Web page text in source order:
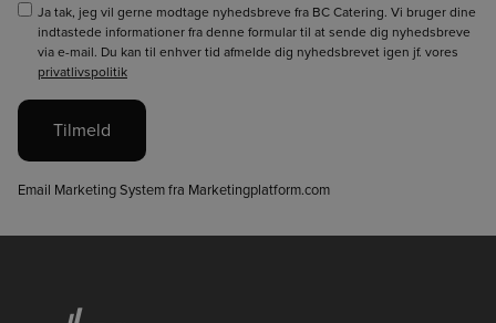
Ja tak, jeg vil gerne modtage nyhedsbreve fra BC Catering. Vi bruger dine
indtastede informationer fra denne formular til at sende dig nyhedsbreve
via e-mail. Du kan til enhver tid afmelde dig nyhedsbrevet igen jf. vores
privatlivspolitik
Tilmeld
Email Marketing System fra Marketingplatform.com